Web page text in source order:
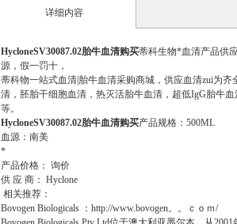
详细内容
HycloneSV30087.02胎牛血清购买蒂科生物*血清产品供
源，假一罚十，
蒂科物一站式血清|胎牛血清采购商城，供应血清zui为
清，胚胎干细胞血清，热灭活胎牛血清，超低IgG胎牛
等。
HycloneSV30087.02胎牛血清购买产品规格：500ML
血源：南美
*
产品价格： 询价
供 应 商： Hyclone
相关推荐：
Bovogen Biologicals ：http://www.bovogen。。ｃｏｍ/